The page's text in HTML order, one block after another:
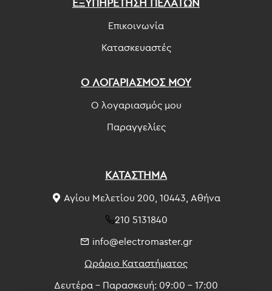
ΕΞΥΠΗΡΕΤΗΣΗ ΠΕΛΑΤΩΝ
Επικοινωνία
Κατασκευαστές
Ο ΛΟΓΑΡΙΑΣΜΟΣ ΜΟΥ
Ο λογαριασμός μου
Παραγγελίες
ΚΑΤΑΣΤΗΜΑ
Αγίου Μελετίου 200, 10443, Αθήνα
210 5131840
info@electromaster.gr
Ωράριο Καταστήματος
Δευτέρα - Παρασκευή: 09:00 - 17:00